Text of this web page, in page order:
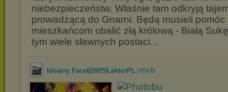
niebezpieczeństw. Właśnie tam odkryją
prowadzącą do Gnarni. Będą musieli pomóc
mieszkańcom obalić złą królową - Białą
tym wiele sławnych postaci...
Idealny Facet(2005)LektorPL.rmvb